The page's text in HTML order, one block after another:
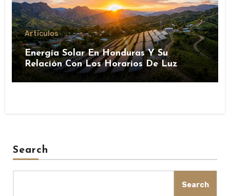
Artículos
Energía Solar En Honduras Y Su
Relación Con Los Horarios De Luz
Natural
Search
Search